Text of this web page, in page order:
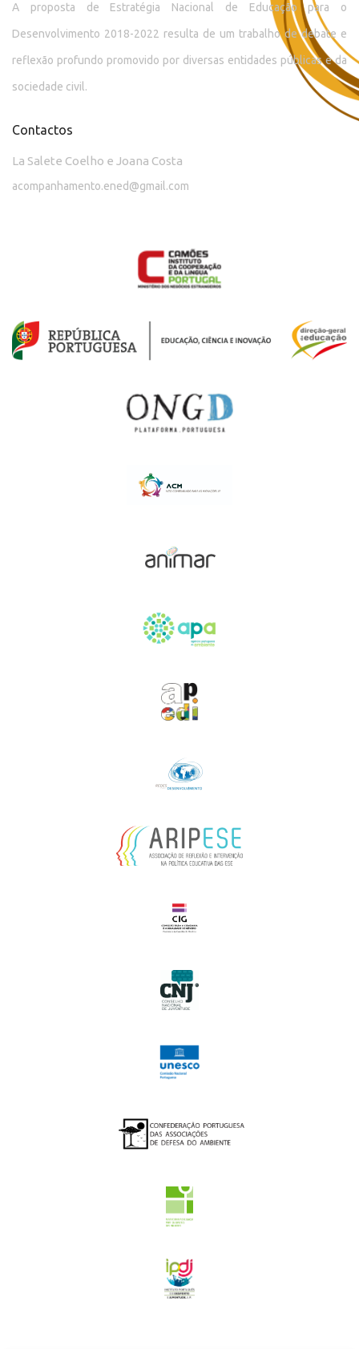
A proposta de Estratégia Nacional de Educação para o
Desenvolvimento 2018-2022 resulta de um trabalho de debate e
reflexão profundo promovido por diversas entidades públicas e da
sociedade civil.
Contactos
La Salete Coelho e Joana Costa
acompanhamento.ened@gmail.com